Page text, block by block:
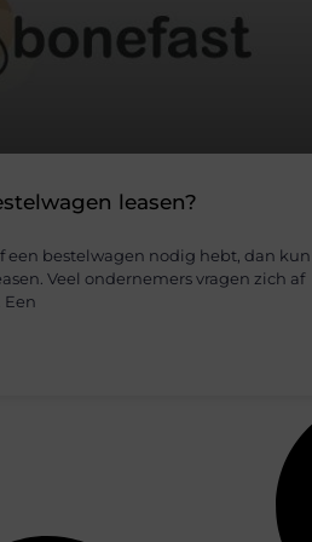
leasen?
een bestelwagen nodig hebt, dan
Veel ondernemers vragen zich af
Een